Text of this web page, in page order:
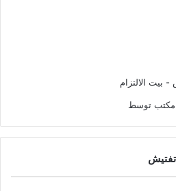
- بيت الالتزام
توسط